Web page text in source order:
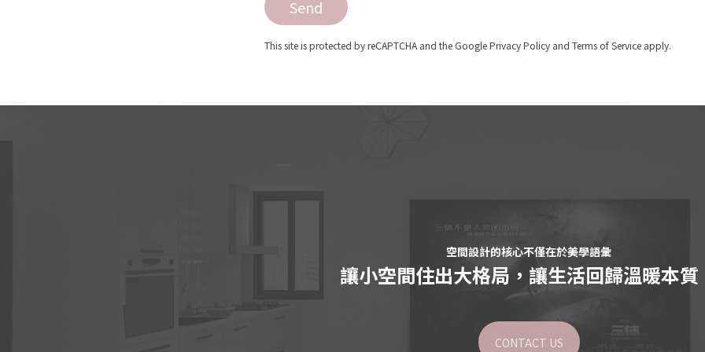
Send
This site is protected by reCAPTCHA and the GooglePrivacy Policy and Terms of Service apply.
空間設計的核心不僅在於美學語彙
讓小空間住出大格局，讓生活回歸溫暖本質
CONTACT US